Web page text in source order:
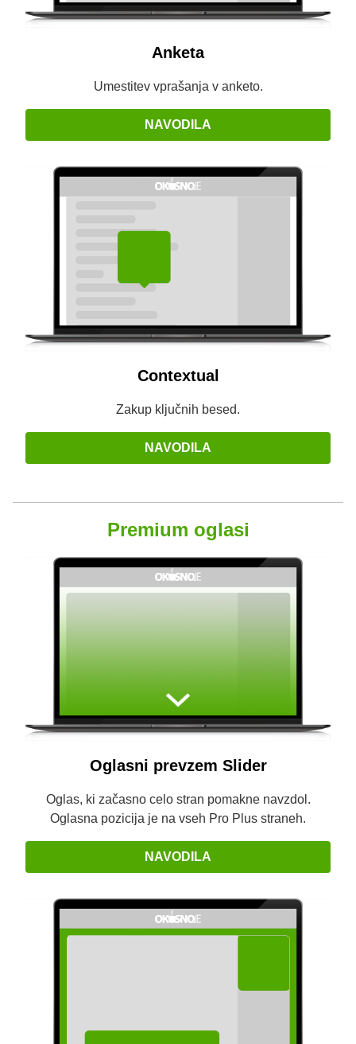
Anketa
Umestitev vprašanja v anketo.
NAVODILA
Contextual
Zakup ključnih besed.
NAVODILA
Premium oglasi
Oglasni prevzem Slider
Oglas, ki začasno celo stran pomakne navzdol.
Oglasna pozicija je na vseh Pro Plus straneh.
NAVODILA